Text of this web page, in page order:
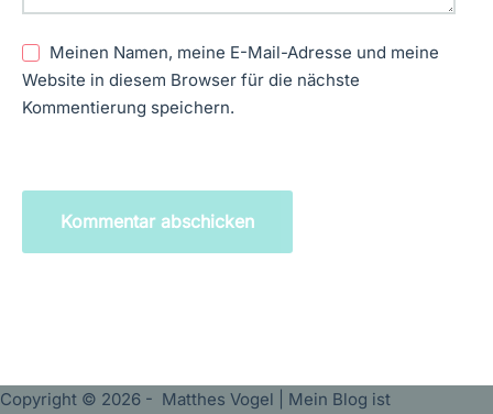
Meinen Namen, meine E-Mail-Adresse und meine
Website in diesem Browser für die nächste
Kommentierung speichern.
Kommentar abschicken
Copyright © 2026 - Matthes Vogel | Mein Blog ist